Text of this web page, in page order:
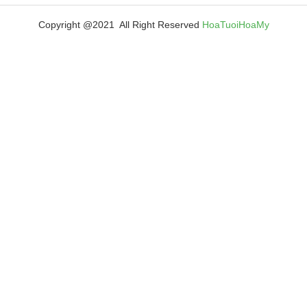
Copyright @2021 All Right Reserved HoaTuoiHoaMy